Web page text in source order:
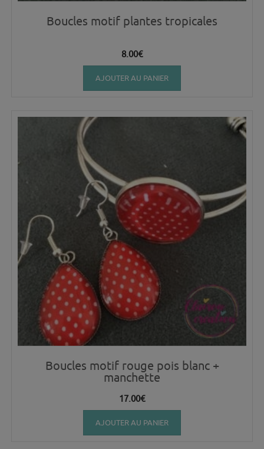
Boucles motif plantes tropicales
8.00€
AJOUTER AU PANIER
Boucles motif rouge pois blanc +
manchette
17.00€
AJOUTER AU PANIER